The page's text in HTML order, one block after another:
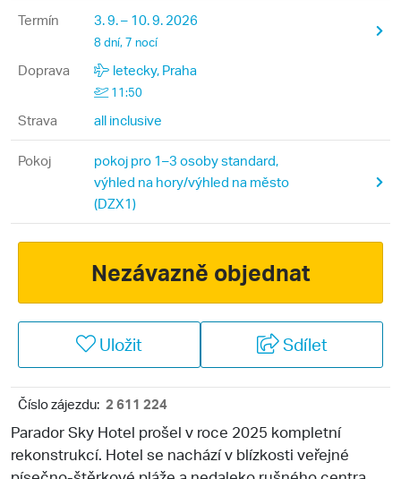
Termín 3. 9. – 10. 9. 2026
8 dní, 7 nocí
Doprava letecky, Praha
11:50
Strava all inclusive
Pokoj
pokoj pro 1–3 osoby standard,
výhled na hory/výhled na město
(DZX1)
Nezávazně objednat
Uložit Sdílet
Číslo zájezdu: 2 611 224
Parador Sky Hotel prošel v roce 2025 kompletní
rekonstrukcí. Hotel se nachází v blízkosti veřejné